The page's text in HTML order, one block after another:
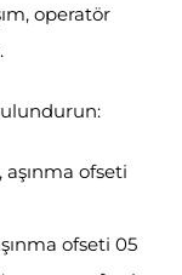
operatör
aşınma ofseti
ofseti 05